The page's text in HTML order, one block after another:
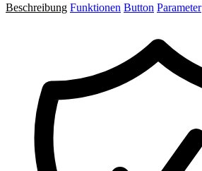
Beschreibung Funktionen Button Parameter